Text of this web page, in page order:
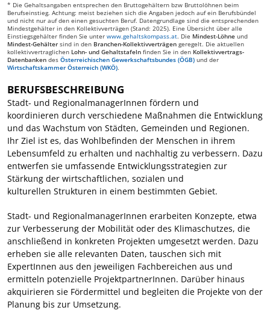
* Die Gehaltsangaben entsprechen den Bruttogehältern bzw Bruttolöhnen beim
Berufseinstieg. Achtung: meist beziehen sich die Angaben jedoch auf ein Berufsbündel
und nicht nur auf den einen gesuchten Beruf. Datengrundlage sind die entsprechenden
Mindestgehälter in den Kollektivverträgen (Stand: 2025). Eine Übersicht über alle
Einstiegsgehälter finden Sie unter www.gehaltskompass.at. Die Mindest-Löhne und
Mindest-Gehälter sind in den Branchen-Kollektivverträgen geregelt. Die aktuellen
kollektivvertraglichen Lohn- und Gehaltstafeln finden Sie in den Kollektivvertrags-
Datenbanken des Österreichischen Gewerkschaftsbundes (ÖGB) und der
Wirtschaftskammer Österreich (WKÖ).
BERUFSBESCHREIBUNG
Stadt- und RegionalmanagerInnen fördern und
koordinieren durch verschiedene Maßnahmen die Entwicklung
und das Wachstum von Städten, Gemeinden und Regionen.
Ihr Ziel ist es, das Wohlbefinden der Menschen in ihrem
Lebensumfeld zu erhalten und nachhaltig zu verbessern. Dazu
entwerfen sie umfassende Entwicklungsstrategien zur
Stärkung der wirtschaftlichen, sozialen und
kulturellen Strukturen in einem bestimmten Gebiet.
Stadt- und RegionalmanagerInnen erarbeiten Konzepte, etwa
zur Verbesserung der Mobilität oder des Klimaschutzes, die
anschließend in konkreten Projekten umgesetzt werden. Dazu
erheben sie alle relevanten Daten, tauschen sich mit
ExpertInnen aus den jeweiligen Fachbereichen aus und
ermitteln potenzielle ProjektpartnerInnen. Darüber hinaus
akquirieren sie Fördermittel und begleiten die Projekte von der
Planung bis zur Umsetzung.